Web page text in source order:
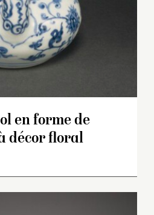
en forme de
décor floral